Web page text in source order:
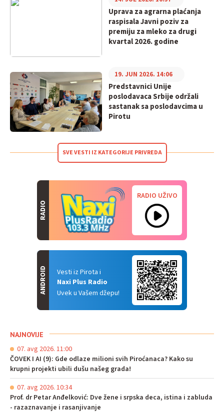
Uprava za agrarna plaćanja
raspisala Javni poziv za
premiju za mleko za drugi
kvartal 2026. godine
Predstavnici Unije
poslodavaca Srbije održali
sastanak sa poslodavcima u
Pirotu
19. JUN 2026. 14:06
SVE VESTI IZ KATEGORIJE PRIVREDA
RADIO
RADIO UŽIVO
Vesti iz Pirota i
Naxi Plus Radio
Uvek u Vašem džepu!
ANDROID
NAJNOVIJE
07. avg 2026. 11:00
ČOVEK I AI (9): Gde odlaze milioni svih Piroćanaca? Kako su
krupni projekti ubili dušu našeg grada!
07. avg 2026. 10:34
Prof. dr Petar Anđelković: Dve žene i srpska deca, istina i zabluda
- razaznavanje i rasanjivanje